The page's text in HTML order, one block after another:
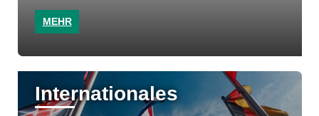
MEHR
Internationales